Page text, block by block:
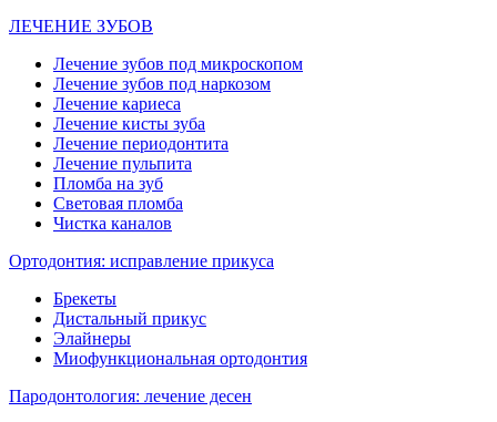
ЛЕЧЕНИЕ ЗУБОВ
Лечение зубов под микроскопом
Лечение зубов под наркозом
Лечение кариеса
Лечение кисты зуба
Лечение периодонтита
Лечение пульпита
Пломба на зуб
Световая пломба
Чистка каналов
Ортодонтия: исправление прикуса
Брекеты
Дистальный прикус
Элайнеры
Миофункциональная ортодонтия
Пародонтология: лечение десен